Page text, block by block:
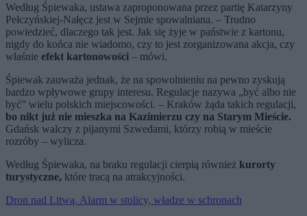
Według Śpiewaka, ustawa zaproponowana przez partię Katarzyny
Pełczyńskiej-Nałęcz jest w Sejmie spowalniana. – Trudno
powiedzieć, dlaczego tak jest. Jak się żyje w państwie z kartonu,
nigdy do końca nie wiadomo, czy to jest zorganizowana akcja, czy
właśnie efekt kartonowości – mówi.
Śpiewak zauważa jednak, że na spowolnieniu na pewno zyskują
bardzo wpływowe grupy interesu. Regulacje nazywa „być albo nie
być” wielu polskich miejscowości. – Kraków żąda takich regulacji,
bo nikt już nie mieszka na Kazimierzu czy na Starym Mieście.
Gdańsk walczy z pijanymi Szwedami, którzy robią w mieście
rozróby – wylicza.
Według Śpiewaka, na braku regulacji cierpią również kurorty
turystyczne, które tracą na atrakcyjności.
Dron nad Litwą. Alarm w stolicy, władze w schronach